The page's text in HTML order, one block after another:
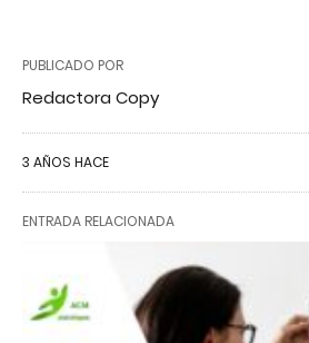
PUBLICADO POR
Redactora Copy
3 AÑOS HACE
ENTRADA RELACIONADA